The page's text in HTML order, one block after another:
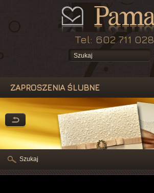
Tel: 602 711 028
ZAPROSZENIA ŚLUBNE
Szukaj